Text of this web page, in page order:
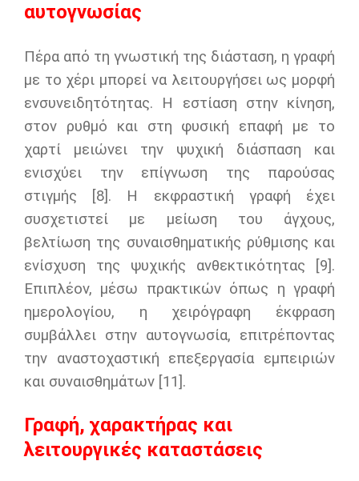
αυτογνωσίας
Πέρα από τη γνωστική της διάσταση, η γραφή
με το χέρι μπορεί να λειτουργήσει ως μορφή
ενσυνειδητότητας. Η εστίαση στην κίνηση,
στον ρυθμό και στη φυσική επαφή με το
χαρτί μειώνει την ψυχική διάσπαση και
ενισχύει την επίγνωση της παρούσας
στιγμής [8]. Η εκφραστική γραφή έχει
συσχετιστεί με μείωση του άγχους,
βελτίωση της συναισθηματικής ρύθμισης και
ενίσχυση της ψυχικής ανθεκτικότητας [9].
Επιπλέον, μέσω πρακτικών όπως η γραφή
ημερολογίου, η χειρόγραφη έκφραση
συμβάλλει στην αυτογνωσία, επιτρέποντας
την αναστοχαστική επεξεργασία εμπειριών
και συναισθημάτων [11].
Γραφή, χαρακτήρας και
λειτουργικές καταστάσεις